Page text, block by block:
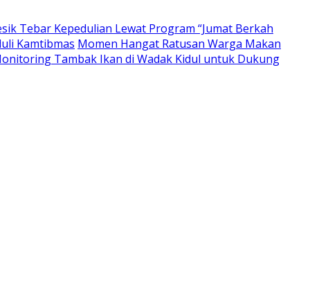
Tebar Kepedulian Lewat Program “Jumat Berkah
Kamtibmas Momen Hangat Ratusan Warga Makan
Tambak Ikan di Wadak Kidul untuk Dukung